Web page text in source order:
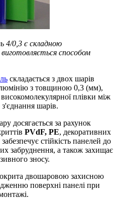
4/0,3 є складною
способом
складається з двох шарів
з товщиною 0,3 (мм),
плівки між
шарів.
досягається за рахунок
PVdF, PE, декоративних
стійкість панелей до
забруднення, а також захищає
зносу.
двошаровою захисною
поверхні панелі при